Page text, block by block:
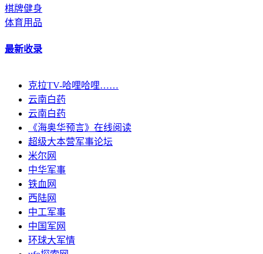
棋牌健身
体育用品
最新收录
克拉TV-哈哩哈哩……
云南白药
云南白药
《海奥华预言》在线阅读
超级大本营军事论坛
米尔网
中华军事
铁血网
西陆网
中工军事
中国军网
环球大军情